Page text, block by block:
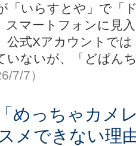
「いらすとや」で「
スマートフォンに見
公式Xアカウントで
いないが、「どぱん
7/7）
めっちゃカメ
メできない理